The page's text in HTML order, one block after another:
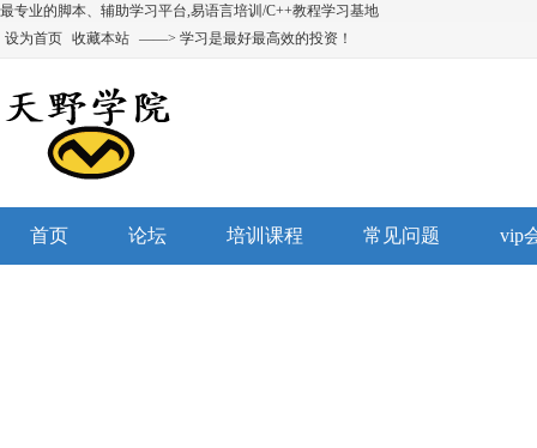
最专业的脚本、辅助学习平台,易语言培训/C++教程学习基地
设为首页 收藏本站 ——> 学习是最好最高效的投资！
首页 论坛 培训课程 常见问题 vip